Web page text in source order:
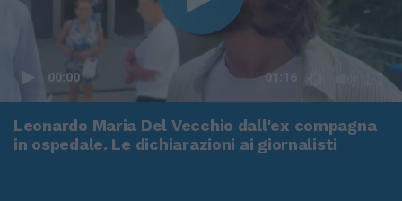
00:00 01:16
Leonardo Maria Del Vecchio dall'ex compagna
in ospedale. Le dichiarazioni ai giornalisti